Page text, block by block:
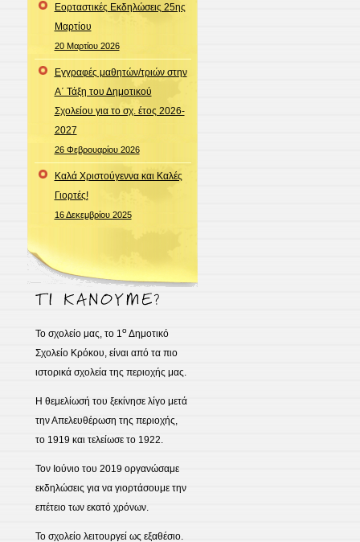
Εορταστικές Εκδηλώσεις 25ης
Μαρτίου
20 Μαρτίου 2026
Εγγραφές μαθητών/τριών στην
Α΄ Τάξη του Δημοτικού
Σχολείου για το σχ. έτος 2026-
2027
26 Φεβρουαρίου 2026
Καλά Χριστούγεννα και Καλές
Γιορτές!
16 Δεκεμβρίου 2025
Το σχολείο μας, το 1οΔημοτικό
Σχολείο Κρόκου, είναι από τα πιο
ιστορικά σχολεία της περιοχής μας.
Η θεμελίωσή του ξεκίνησε λίγο μετά
την Απελευθέρωση της περιοχής,
το 1919 και τελείωσε το 1922.
Τον Ιούνιο του 2019 οργανώσαμε
εκδηλώσεις για να γιορτάσουμε την
επέτειο των εκατό χρόνων.
Το σχολείο λειτουργεί ως εξαθέσιο.